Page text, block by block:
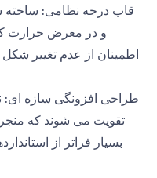
قاب درجه نظامی: ساخته
و در معرض حرارت
اطمینان از عدم تغییر
طراحی افزونگی سازه
تقویت می شوند که
بسیار فراتر از